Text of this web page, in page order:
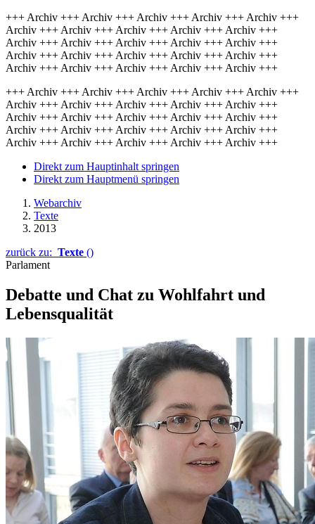
+++ Archiv +++ Archiv +++ Archiv +++ Archiv +++ Archiv +++
Archiv +++ Archiv +++ Archiv +++ Archiv +++ Archiv +++
Archiv +++ Archiv +++ Archiv +++ Archiv +++ Archiv +++
Archiv +++ Archiv +++ Archiv +++ Archiv +++ Archiv +++
Archiv +++ Archiv +++ Archiv +++ Archiv +++ Archiv +++
+++ Archiv +++ Archiv +++ Archiv +++ Archiv +++ Archiv +++
Archiv +++ Archiv +++ Archiv +++ Archiv +++ Archiv +++
Archiv +++ Archiv +++ Archiv +++ Archiv +++ Archiv +++
Archiv +++ Archiv +++ Archiv +++ Archiv +++ Archiv +++
Archiv +++ Archiv +++ Archiv +++ Archiv +++ Archiv +++
Direkt zum Hauptinhalt springen
Direkt zum Hauptmenü springen
Webarchiv
Texte
2013
zurück zu: Texte ()
Parlament
Debatte und Chat zu Wohlfahrt und
Lebensqualität